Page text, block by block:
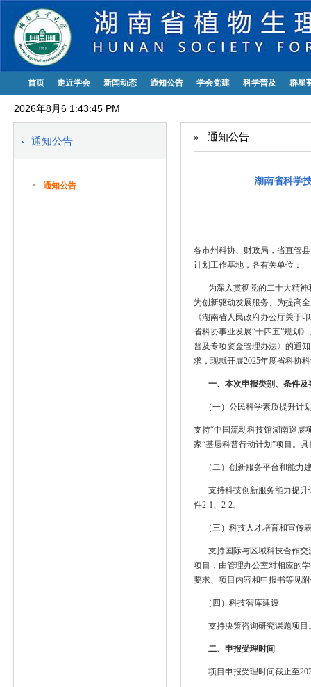
首页 走近学会 新闻动态 通知公告 学会党建 科学普及 群星
2026年8月6 1:43:46 PM
通知公告
• 通知公告
» 通知公告
湖南省科学
各市州科协、财政局，省直管
计划工作基地，各有关单位：
为深入贯彻党的二十大精神
为创新驱动发展服务、为提高
《湖南省人民政府办公厅关于
省科协事业发展“十四五”规划
普及专项资金管理办法〉的通
求，现就开展2025年度省科协
一、本次申报类别、条件及
（一）公民科学素质提升计
支持“中国流动科技馆湖南巡展
家“基层科普行动计划”项目。
（二）创新服务平台和能力
支持科技创新服务能力提升
件2-1、2-2。
（三）科技人才培育和宣传
支持国际与区域科技合作交
项目，由管理办公室对相应的
要求、项目内容和申报书等见
（四）科技智库建设
支持决策咨询研究课题项目
二、申报受理时间
项目申报受理时间截止至